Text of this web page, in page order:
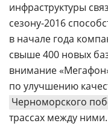
инфраструктуры
сезону-2016
в начале года
свыше 400 новых
внимание
по улучшению
Черноморского
трассах между